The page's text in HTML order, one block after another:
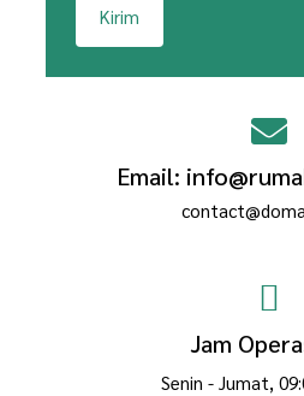
Kirim
Email:
Jam
Senin - Jumat,